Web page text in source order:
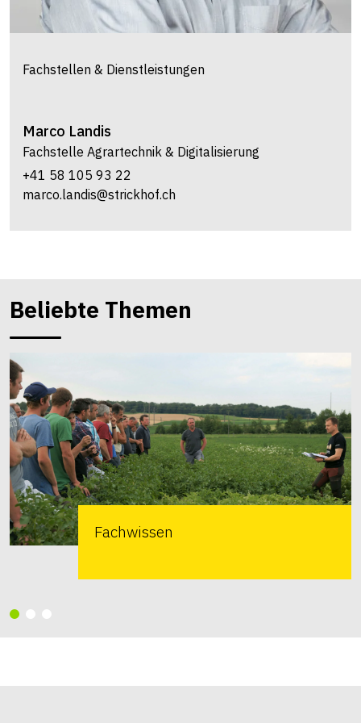
Fachstellen & Dienstleistungen
Marco Landis
Fachstelle Agrartechnik & Digitalisierung
+41 58 105 93 22
marco.landis@strickhof.ch
Beliebte Themen
Fachwissen